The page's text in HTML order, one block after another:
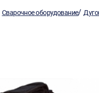
Сварочное оборудование/